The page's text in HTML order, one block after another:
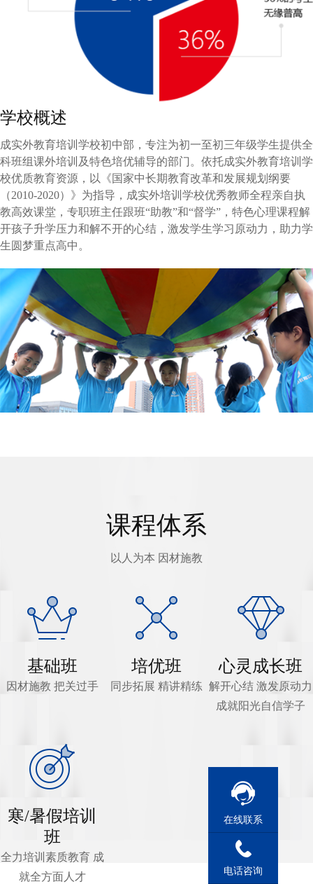
学校概述
成实外教育培训学校初中部，专注为初一至初三年级学生提供全
科班组课外培训及特色培优辅导的部门。依托成实外教育培训学
校优质教育资源，以《国家中长期教育改革和发展规划纲要
（2010-2020）》为指导，成实外培训学校优秀教师全程亲自执
教高效课堂，专职班主任跟班“助教”和“督学”，特色心理课程解
开孩子升学压力和解不开的心结，激发学生学习原动力，助力学
生圆梦重点高中。
课程体系
以人为本 因材施教
基础班
因材施教 把关过手
培优班
同步拓展 精讲精练
心灵成长班
解开心结 激发原动力
成就阳光自信学子
寒/暑假培训
班
全力培训素质教育 成
就全方面人才
在线联系
电话咨询